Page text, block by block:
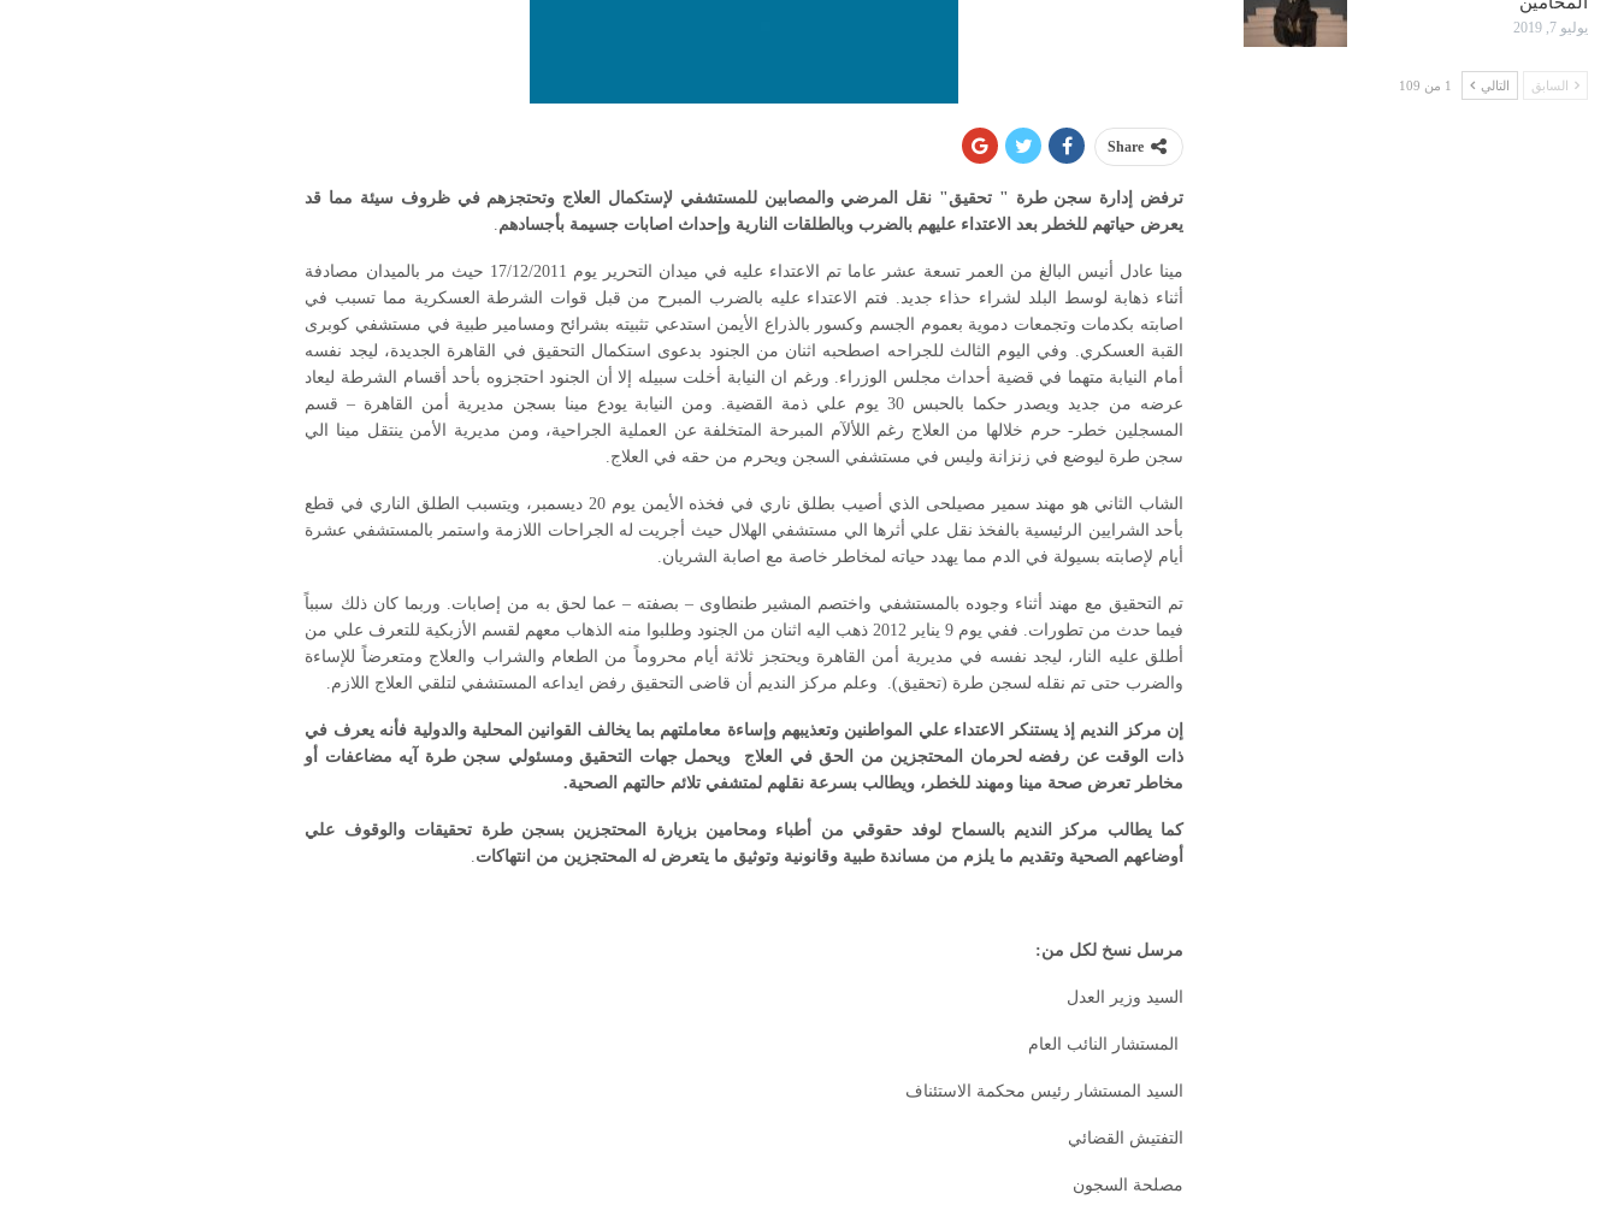
Share
ترفض إدارة سجن طرة " تحقيق" نقل المرضي والمصابين للمستشفي لإستكمال العلاج وتحتجزهم في ظروف سيئة مما قد
يعرض حياتهم للخطر بعد الاعتداء عليهم بالضرب وبالطلقات النارية وإحداث اصابات جسيمة بأجسادهم.
مينا عادل أنيس البالغ من العمر تسعة عشر عاما تم الاعتداء عليه في ميدان التحرير يوم 17/12/2011 حيث مر بالميدان مصادفة
أثناء ذهابة لوسط البلد لشراء حذاء جديد. فتم الاعتداء عليه بالضرب المبرح من قبل قوات الشرطة العسكرية مما تسبب في
اصابته بكدمات وتجمعات دموية بعموم الجسم وكسور بالذراع الأيمن استدعي تثبيته بشرائح ومسامير طبية في مستشفي كوبرى
القبة العسكري. وفي اليوم الثالث للجراحه اصطحبه اثنان من الجنود بدعوى استكمال التحقيق في القاهرة الجديدة، ليجد نفسه
أمام النيابة متهما في قضية أحداث مجلس الوزراء. ورغم ان النيابة أخلت سبيله إلا أن الجنود احتجزوه بأحد أقسام الشرطة ليعاد
عرضه من جديد ويصدر حكما بالحبس 30 يوم علي ذمة القضية. ومن النيابة يودع مينا بسجن مديرية أمن القاهرة – قسم
المسجلين خطر- حرم خلالها من العلاج رغم اللألآم المبرحة المتخلفة عن العملية الجراحية، ومن مديرية الأمن ينتقل مينا الي
سجن طرة ليوضع في زنزانة وليس في مستشفي السجن ويحرم من حقه في العلاج.
الشاب الثاني هو مهند سمير مصيلحى الذي أصيب بطلق ناري في فخذه الأيمن يوم 20 ديسمبر، ويتسبب الطلق الناري في قطع
بأحد الشرايين الرئيسية بالفخذ نقل علي أثرها الي مستشفي الهلال حيث أجريت له الجراحات اللازمة واستمر بالمستشفي عشرة
أيام لإصابته بسيولة في الدم مما يهدد حياته لمخاطر خاصة مع اصابة الشريان.
تم التحقيق مع مهند أثناء وجوده بالمستشفي واختصم المشير طنطاوى – بصفته – عما لحق به من إصابات. وربما كان ذلك سبباً
فيما حدث من تطورات. ففي يوم 9 يناير 2012 ذهب اليه اثنان من الجنود وطلبوا منه الذهاب معهم لقسم الأزبكية للتعرف علي من
أطلق عليه النار، ليجد نفسه في مديرية أمن القاهرة ويحتجز ثلاثة أيام محروماً من الطعام والشراب والعلاج ومتعرضاً للإساءة
والضرب حتى تم نقله لسجن طرة (تحقيق). وعلم مركز النديم أن قاضى التحقيق رفض ايداعه المستشفي لتلقي العلاج اللازم.
إن مركز النديم إذ يستنكر الاعتداء علي المواطنين وتعذيبهم وإساءة معاملتهم بما يخالف القوانين المحلية والدولية فأنه يعرف في
ذات الوقت عن رفضه لحرمان المحتجزين من الحق في العلاج ويحمل جهات التحقيق ومسئولي سجن طرة آيه مضاعفات أو
مخاطر تعرض صحة مينا ومهند للخطر، ويطالب بسرعة نقلهم لمتشفي تلائم حالتهم الصحية.
كما يطالب مركز النديم بالسماح لوفد حقوقي من أطباء ومحامين بزيارة المحتجزين بسجن طرة تحقيقات والوقوف علي
أوضاعهم الصحية وتقديم ما يلزم من مساندة طبية وقانونية وتوثيق ما يتعرض له المحتجزين من انتهاكات.
مرسل نسخ لكل من:
السيد وزير العدل
المستشار النائب العام
السيد المستشار رئيس محكمة الاستئناف
التفتيش القضائي
مصلحة السجون
يوليو 7, 2019
السابق التالي 1 من 109